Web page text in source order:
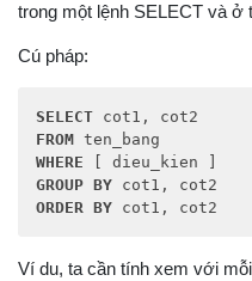
trong một lệnh SELECT và
Cú pháp:
SELECT
FROM
WHERE
GROUP BY
ORDER BY cot1, cot2
Ví du, ta cần tính xem với